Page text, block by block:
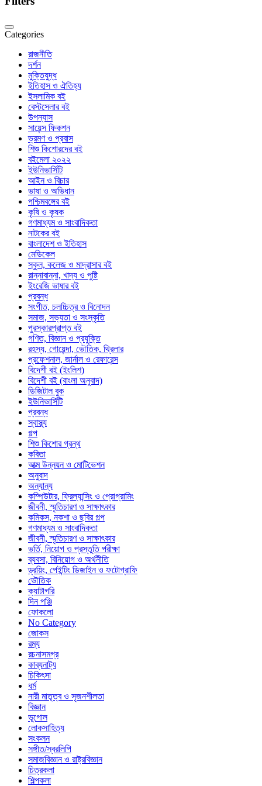
Categories
রাজনীতি
দর্শন
মুক্তিযুদ্ধ
ইতিহাস ও ঐতিহ্য
ইসলামিক বই
বেস্টসেলার বই
উপন্যাস
সায়েন্স ফিকশন
ভ্রমণ ও প্রবাস
শিশু কিশোরদের বই
বইমেলা ২০২২
ইউনিভার্সিটি
আইন ও বিচার
ভাষা ও অভিধান
পশ্চিমবঙ্গের বই
কৃষি ও কৃষক
গণমাধ্যম ও সাংবাদিকতা
নাটকের বই
বাংলাদেশ ও ইতিহাস
মেডিকেল
স্কুল, কলেজ ও মাদ্রাসার বই
রান্নাবান্না, খাদ্য ও পুষ্টি
ইংরেজি ভাষার বই
প্রবন্ধ
সংগীত, চলচ্চিত্র ও বিনোদন
সমাজ, সভ্যতা ও সংস্কৃতি
পুরস্কারপ্রাপ্ত বই
গণিত, বিজ্ঞান ও প্রযুক্তি
রহস্য, গোয়েন্দা, ভৌতিক, থ্রিলার
প্রফেশনাল, জার্নাল ও রেফারেন্স
বিদেশী বই (ইংলিশ)
বিদেশী বই (বাংলা অনুবাদ)
ডিজিটাল বুক
ইউনিভার্সিটি
প্রবন্ধ
স্বাস্থ্য
গল্প
শিশু কিশোর গ্রন্থ
কবিতা
আত্ম উন্নয়ন ও মোটিভেশন
অনুবাদ
অন্যান্য
কম্পিউটার, ফ্রিল্যান্সিং ও প্রোগ্রামিং
জীবনী, স্মৃতিচারণ ও সাক্ষাৎকার
কমিকস, নকশা ও ছবির গল্প
গণমাধ্যম ও সাংবাদিকতা
জীবনী, স্মৃতিচারণ ও সাক্ষাৎকার
ভর্তি, নিয়োগ ও প্রস্তুতি পরীক্ষা
ব্যবসা, বিনিয়োগ ও অর্থনীতি
ড্রয়িং, পেইন্টিং ডিজাইন ও ফটোগ্রাফি
ভৌতিক
ক্যাটাগরি
দিন পঞ্জি
ফোকলো
No Category
জোকস
রম্য
রচনাসমগ্র
কাব্যনাট্য
চিকিৎসা
ধর্ম
নারী মাতৃত্ব ও সৃজনশীলতা
বিজ্ঞান
ভূগোল
লোকসাহিত্য
সংকলন
সঙ্গীত/স্বরলিপি
সমাজবিজ্ঞান ও রাষ্ট্রবিজ্ঞান
চিত্রকলা
শিল্পকলা